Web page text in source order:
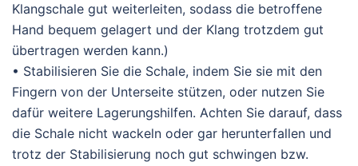
Klangschale gut weiterleiten, sodass die betroffene
Hand bequem gelagert und der Klang trotzdem gut
übertragen werden kann.)
• Stabilisieren Sie die Schale, indem Sie sie mit den
Fingern von der Unterseite stützen, oder nutzen Sie
dafür weitere Lagerungshilfen. Achten Sie darauf, dass
die Schale nicht wackeln oder gar herunterfallen und
trotz der Stabilisierung noch gut schwingen bzw.